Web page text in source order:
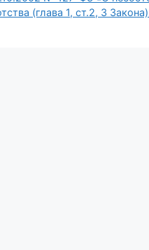
(глава 1, ст.2, 3